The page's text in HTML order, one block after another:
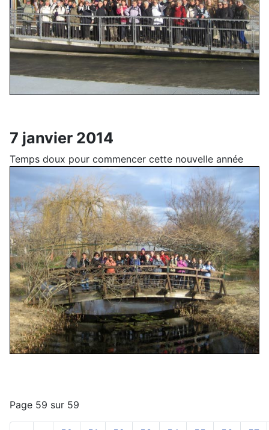
7 janvier 2014
Temps doux pour commencer cette nouvelle année
Page 59 sur 59